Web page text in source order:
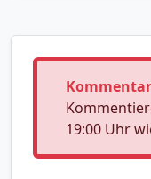
19:00 Uhr